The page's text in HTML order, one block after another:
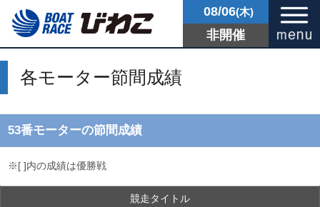
08/06(木)
非開催
各モーター節間成績
53番モーターの節間成績
※[ ]内の成績は優勝戦
競走タイトル